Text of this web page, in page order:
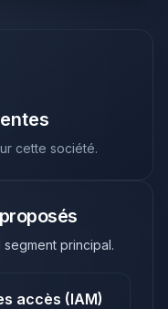
cette société.
segment principal.
accès (IAM)